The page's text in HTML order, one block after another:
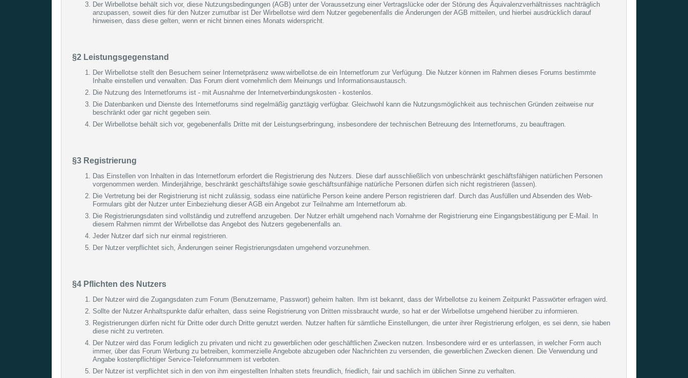
Der Wirbellotse behält sich vor, diese Nutzungsbedingungen (AGB) unter der Voraussetzung einer Vertragslücke oder der Störung des Äquivalenzverhältnisses nachträglich
anzupassen, soweit dies für den Nutzer zumutbar ist Der Wirbellotse wird dem Nutzer gegebenenfalls die Änderungen der AGB mitteilen, und hierbei ausdrücklich darauf
hinweisen, dass diese gelten, wenn er nicht binnen eines Monats widerspricht.
§2 Leistungsgegenstand
Der Wirbellotse stellt den Besuchern seiner Internetpräsenz www.wirbellotse.de ein Internetforum zur Verfügung. Die Nutzer können im Rahmen dieses Forums bestimmte
Inhalte einstellen und verwalten. Das Forum dient vornehmlich dem Meinungs und Informationsaustausch.
Die Nutzung des Internetforums ist - mit Ausnahme der Internetverbindungskosten - kostenlos.
Die Datenbanken und Dienste des Internetforums sind regelmäßig ganztägig verfügbar. Gleichwohl kann die Nutzungsmöglichkeit aus technischen Gründen zeitweise nur
beschränkt oder gar nicht gegeben sein.
Der Wirbellotse behält sich vor, gegebenenfalls Dritte mit der Leistungserbringung, insbesondere der technischen Betreuung des Internetforums, zu beauftragen.
§3 Registrierung
Das Einstellen von Inhalten in das Internetforum erfordert die Registrierung des Nutzers. Diese darf ausschließlich von unbeschränkt geschäftsfähigen natürlichen Personen
vorgenommen werden. Minderjährige, beschränkt geschäftsfähige sowie geschäftsunfähige natürliche Personen dürfen sich nicht registrieren (lassen).
Die Vertretung bei der Registrierung ist nicht zulässig, sodass eine natürliche Person keine andere Person registrieren darf. Durch das Ausfüllen und Absenden des Web-
Formulars gibt der Nutzer unter Einbeziehung dieser AGB ein Angebot zur Teilnahme am Internetforum ab.
Die Registrierungsdaten sind vollständig und zutreffend anzugeben. Der Nutzer erhält umgehend nach Vornahme der Registrierung eine Eingangsbestätigung per E-Mail. In
diesem Rahmen nimmt der Wirbellotse das Angebot des Nutzers gegebenenfalls an.
Jeder Nutzer darf sich nur einmal registrieren.
Der Nutzer verpflichtet sich, Änderungen seiner Registrierungsdaten umgehend vorzunehmen.
§4 Pflichten des Nutzers
Der Nutzer wird die Zugangsdaten zum Forum (Benutzername, Passwort) geheim halten. Ihm ist bekannt, dass der Wirbellotse zu keinem Zeitpunkt Passwörter erfragen wird.
Sollte der Nutzer Anhaltspunkte dafür erhalten, dass seine Registrierung von Dritten missbraucht wurde, so hat er der Wirbellotse umgehend hierüber zu informieren.
Registrierungen dürfen nicht für Dritte oder durch Dritte genutzt werden. Nutzer haften für sämtliche Einstellungen, die unter ihrer Registrierung erfolgen, es sei denn, sie haben
diese nicht zu vertreten.
Der Nutzer wird das Forum lediglich zu privaten und nicht zu gewerblichen oder geschäftlichen Zwecken nutzen. Insbesondere wird er es unterlassen, in welcher Form auch
immer, über das Forum Werbung zu betreiben, kommerzielle Angebote abzugeben oder Nachrichten zu versenden, die gewerblichen Zwecken dienen. Die Verwendung und
Angabe kostenpflichtiger Service-Telefonnummern ist verboten.
Der Nutzer ist verpflichtet sich in den von ihm eingestellten Inhalten stets freundlich, friedlich, fair und sachlich im üblichen Sinne zu verhalten.